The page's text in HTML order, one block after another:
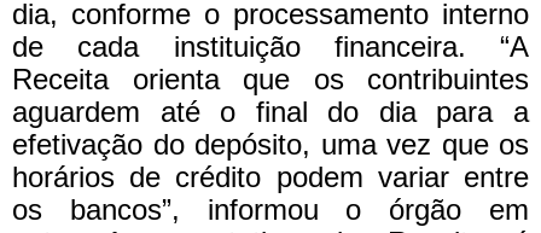
dia, conforme o processamento interno
de cada instituição financeira. “A
Receita orienta que os contribuintes
aguardem até o final do dia para a
efetivação do depósito, uma vez que os
horários de crédito podem variar entre
os bancos”, informou o órgão em